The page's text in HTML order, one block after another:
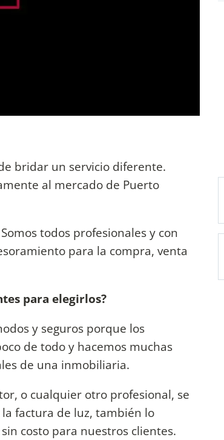
bridar un servicio diferente.
al mercado de Puerto
todos profesionales y con
para la compra, venta
para elegirlos?
y seguros porque los
de todo y hacemos muchas
de una inmobiliaria.
o cualquier otro profesional, se
factura de luz, también lo
costo para nuestros clientes.